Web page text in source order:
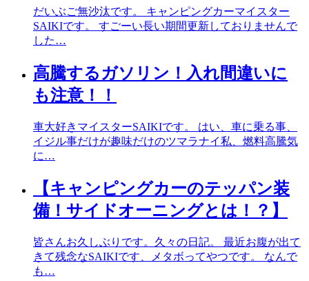
だいぶご無沙汰です。 キャンピングカーマイスター
SAIKIです。 すごーい長い期間更新しておりませんで
した…
高騰するガソリン！入れ間違いに
も注意！！
車大好きマイスターSAIKIです。 はい、車に乗る事、
イジル事だけが趣味だけのツマラナイ私、燃料高騰気
に…
【キャンピングカーのテッパン装
備！サイドオーニングとは！？】
皆さんお久しぶりです。久々の日記。 最近お腹が出て
きて残念なSAIKIです、メタボってやつです。 なんで
も…